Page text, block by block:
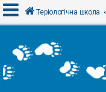
х
і
Теріологічна школа